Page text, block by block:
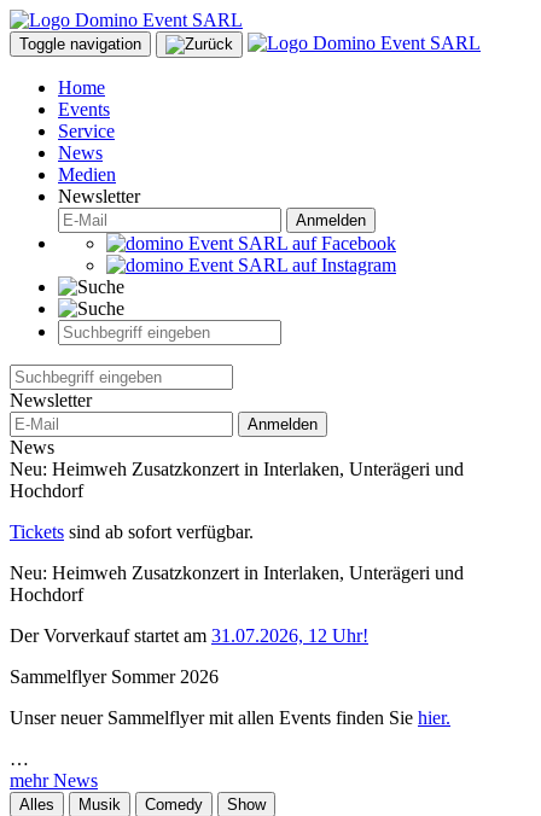
Toggle navigation
Home
Events
Service
News
Medien
Newsletter
Anmelden
Newsletter
Anmelden
News
Neu: Heimweh Zusatzkonzert in Interlaken, Unterägeri und
Hochdorf
Tickets sind ab sofort verfügbar.
Neu: Heimweh Zusatzkonzert in Interlaken, Unterägeri und
Hochdorf
Der Vorverkauf startet am 31.07.2026, 12 Uhr!
Sammelflyer Sommer 2026
Unser neuer Sammelflyer mit allen Events finden Sie hier.
…
mehr News
Alles Musik Comedy Show